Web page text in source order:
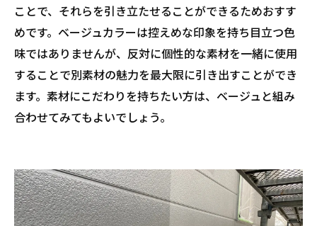
ことで、それらを引き立たせることができるためおすす
めです。ベージュカラーは控えめな印象を持ち目立つ色
味ではありませんが、反対に個性的な素材を一緒に使用
することで別素材の魅力を最大限に引き出すことができ
ます。素材にこだわりを持ちたい方は、ベージュと組み
合わせてみてもよいでしょう。